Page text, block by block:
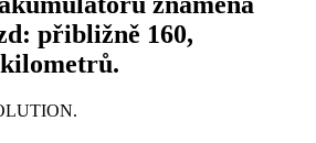
přibližně 160,